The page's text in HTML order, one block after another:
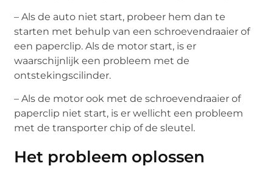
– Als de auto niet start, probeer hem dan te
starten met behulp van een schroevendraaier of
een paperclip. Als de motor start, is er
waarschijnlijk een probleem met de
ontstekingscilinder.
– Als de motor ook met de schroevendraaier of
paperclip niet start, is er wellicht een probleem
met de transporter chip of de sleutel.
Het probleem oplossen